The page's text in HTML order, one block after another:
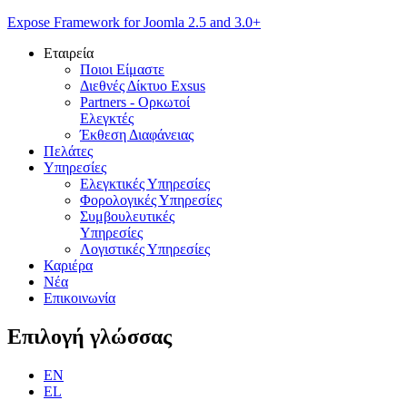
Expose Framework for Joomla 2.5 and 3.0+
Εταιρεία
Ποιοι Είμαστε
Διεθνές Δίκτυο Exsus
Partners - Ορκωτοί
Ελεγκτές
Έκθεση Διαφάνειας
Πελάτες
Υπηρεσίες
Ελεγκτικές Υπηρεσίες
Φορολογικές Υπηρεσίες
Συμβουλευτικές
Υπηρεσίες
Λογιστικές Υπηρεσίες
Καριέρα
Νέα
Επικοινωνία
Επιλογή γλώσσας
EN
EL